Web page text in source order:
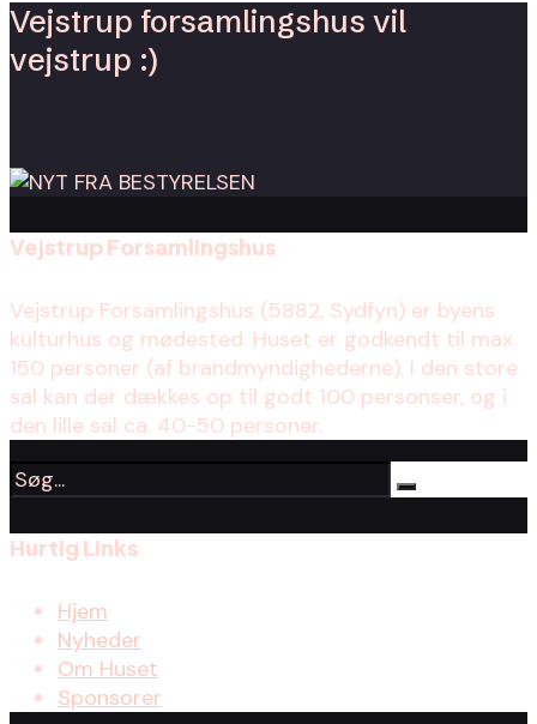
Vejstrup forsamlingshus vil
vejstrup :)
Vejstrup Forsamlingshus
Vejstrup Forsamlingshus (5882, Sydfyn) er byens
kulturhus og mødested. Huset er godkendt til max.
150 personer (af brandmyndighederne). I den store
sal kan der dækkes op til godt 100 personser, og i
den lille sal ca. 40-50 personer.
Hurtig Links
Hjem
Nyheder
Om Huset
Sponsorer